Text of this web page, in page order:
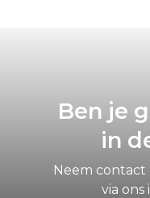
Ben je
in
Neem contact
via